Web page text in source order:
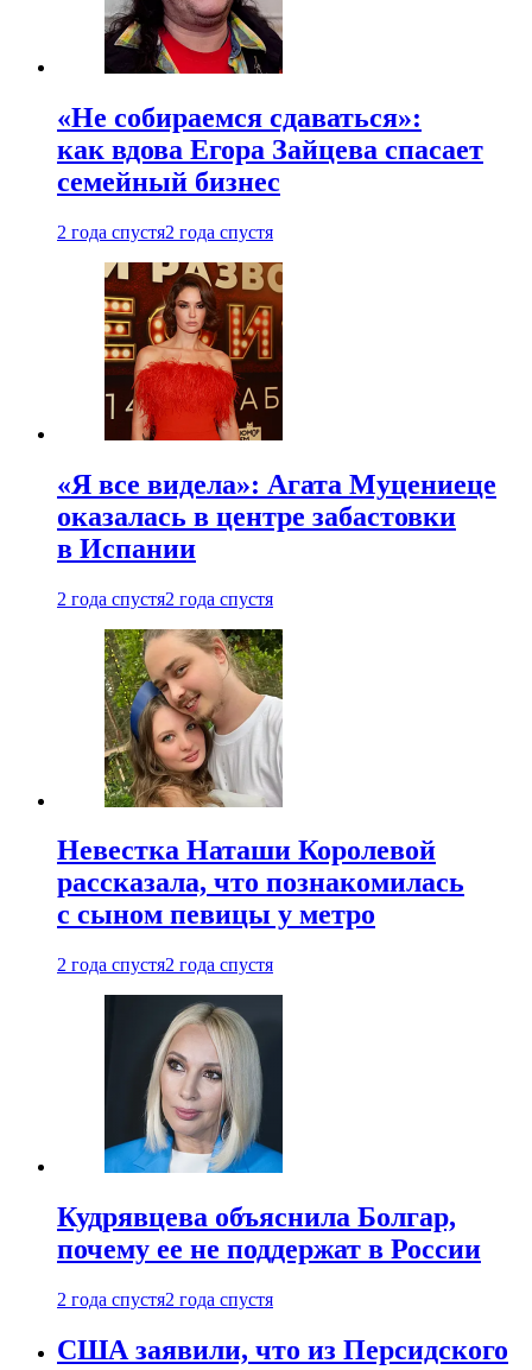
«Не собираемся сдаваться»:
как вдова Егора Зайцева спасает
семейный бизнес
2 года спустя2 года спустя
«Я все видела»: Агата Муцениеце
оказалась в центре забастовки
в Испании
2 года спустя2 года спустя
Невестка Наташи Королевой
рассказала, что познакомилась
с сыном певицы у метро
2 года спустя2 года спустя
Кудрявцева объяснила Болгар,
почему ее не поддержат в России
2 года спустя2 года спустя
США заявили, что из Персидского